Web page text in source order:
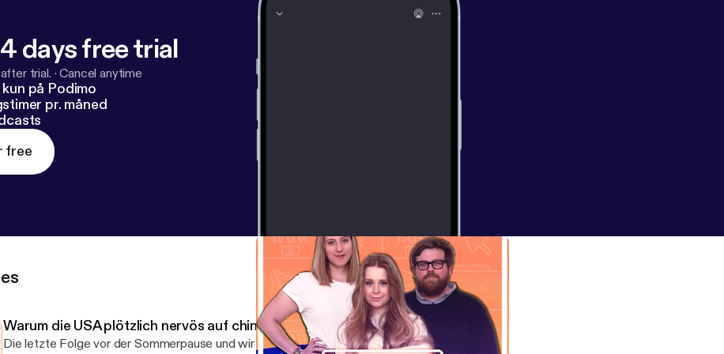
days free trial
trial. ·Cancel anytime
på Podimo
pr. måned
free
Warum die USA plötzlich nervös auf chinesische KI schauen
Die letzte Folge vor der Sommerpause und wir nehmen uns das Thema China und KI